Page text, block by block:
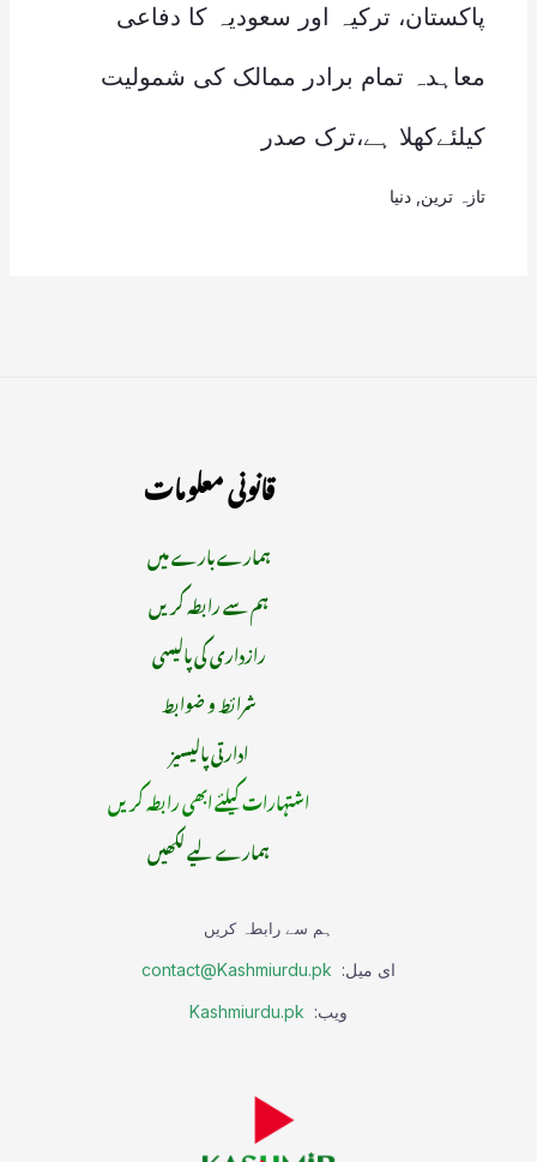
پاکستان، ترکیہ اور سعودیہ کا دفاعی
معاہدہ تمام برادر ممالک کی شمولیت
کیلئےکھلا ہے،ترک صدر
تازہ ترین دنیا
قانونی معلومات
ہمارے بارے میں
ہم سے رابطہ کریں
رازداری کی پالیسی
شرائط و ضوابط
ادارتی پالیسیز
اشتہارات کیلئے ابھی رابطہ کریں
ہمارے لیے لکھیں
ہم سے رابطہ کریں
ای میل: contact@Kashmiurdu.pk
ویب: Kashmiurdu.pk